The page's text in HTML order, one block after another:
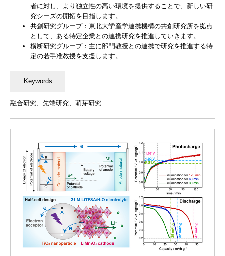
者に対し、より独立性の高い環境を提供することで、新しい研
究シーズの開拓を目指します。
共創研究グループ：東北大学産学連携機構の共創研究所を拠点
として、ある特定企業との連携研究を推進していきます。
横断研究グループ：主に部門教授との連携で研究を推進する特
定の若手准教授を支援します。
融合研究、先端研究、萌芽研究